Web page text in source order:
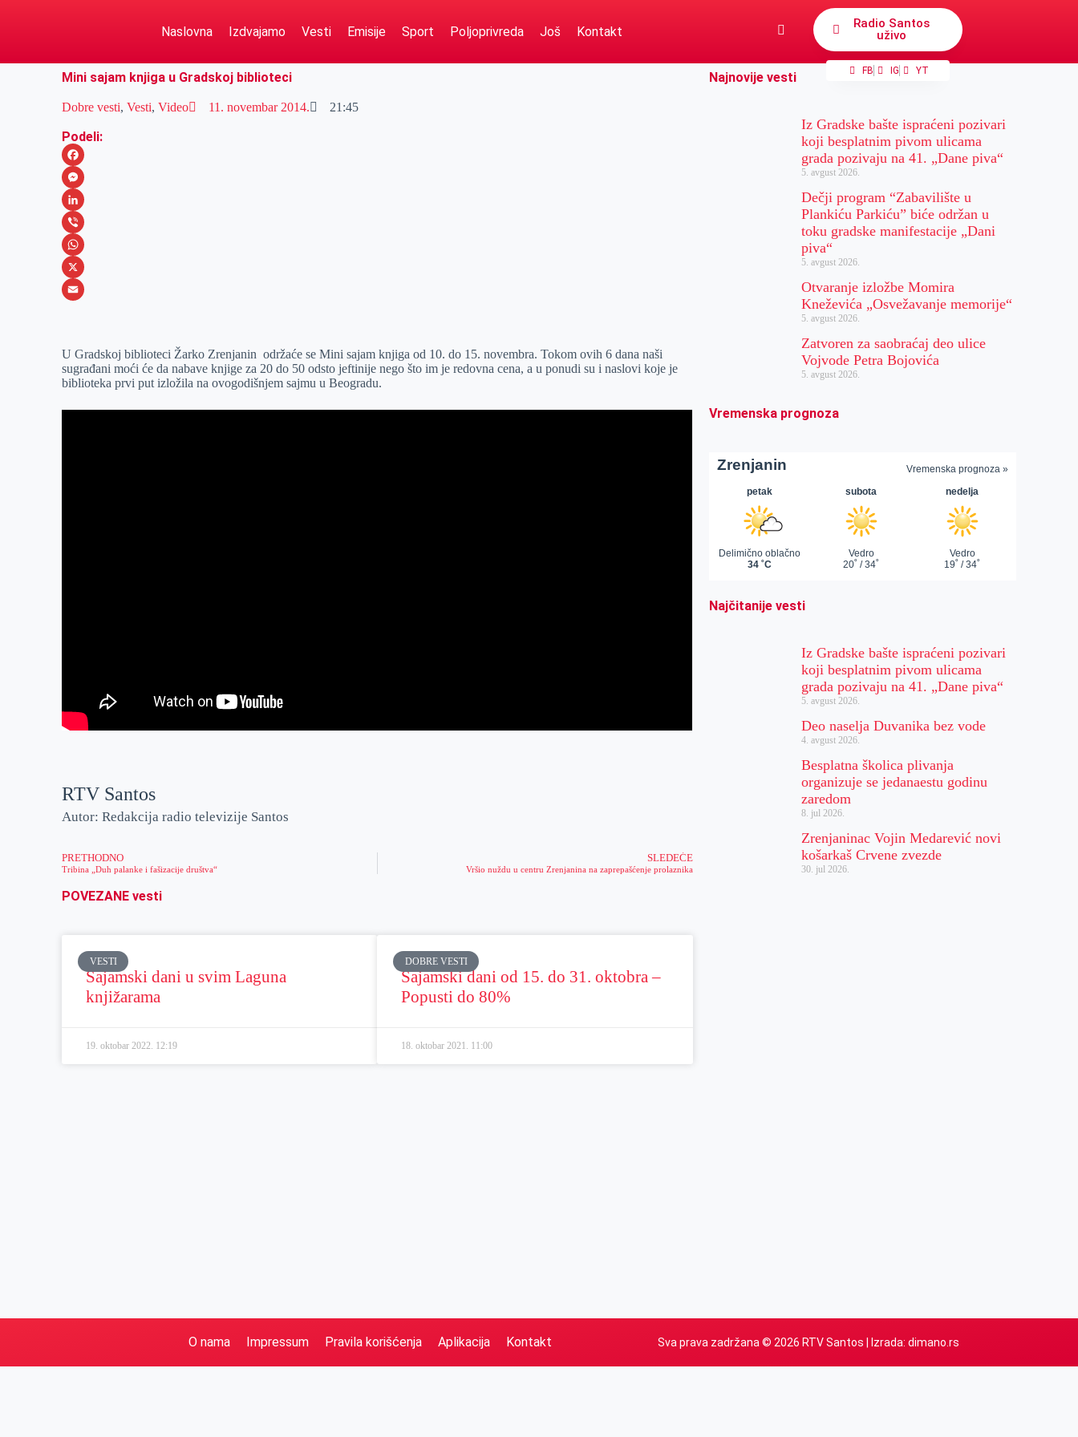
Naslovna Izdvajamo Vesti Emisije Sport Poljoprivreda Još Kontakt
Radio Santos
uživo
FB IG YT
Mini sajam knjiga u Gradskoj biblioteci
Dobre vesti,Vesti,Video 11. novembar 2014. 21:45
Podeli:
F
a
c
e
b
o
M
e
s
s
e
e
r
L
i
n
k
I
n
V
i
b
W
h
s
A
X
a
i
U Gradskoj biblioteci Žarko Zrenjanin održaće se Mini sajam knjiga od 10. do 15. novembra. Tokom ovih 6 dana naši
sugrađani moći će da nabave knjige za 20 do 50 odsto jeftinije nego što im je redovna cena, a u ponudi su i naslovi koje je
biblioteka prvi put izložila na ovogodišnjem sajmu u Beogradu.
RTV Santos
Autor: Redakcija radio televizije Santos
PRETHODNO
Tribina „Duh palanke i fašizacije društva“
SLEDEĆE
Vršio nuždu u centru Zrenjanina na zaprepašćenje prolaznika
POVEZANE vesti
VESTI
Sajamski dani u svim Laguna
knjižarama
19. oktobar 2022. 12:19
DOBRE VESTI
Sajamski dani od 15. do 31. oktobra –
Popusti do 80%
18. oktobar 2021. 11:00
Najnovije vesti
Iz Gradske bašte ispraćeni pozivari
koji besplatnim pivom ulicama
grada pozivaju na 41. „Dane piva“
5. avgust 2026.
Dečji program “Zabavilište u
Plankiću Parkiću” biće održan u
toku gradske manifestacije „Dani
piva“
5. avgust 2026.
Otvaranje izložbe Momira
Kneževića „Osvežavanje memorije“
5. avgust 2026.
Zatvoren za saobraćaj deo ulice
Vojvode Petra Bojovića
5. avgust 2026.
Vremenska prognoza
Najčitanije vesti
Iz Gradske bašte ispraćeni pozivari
koji besplatnim pivom ulicama
grada pozivaju na 41. „Dane piva“
5. avgust 2026.
Deo naselja Duvanika bez vode
4. avgust 2026.
Besplatna školica plivanja
organizuje se jedanaestu godinu
zaredom
8. jul 2026.
Zrenjaninac Vojin Medarević novi
košarkaš Crvene zvezde
30. jul 2026.
O nama Impressum Pravila korišćenja Aplikacija Kontakt Sva prava zadržana © 2026 RTV Santos | Izrada: dimano.rs